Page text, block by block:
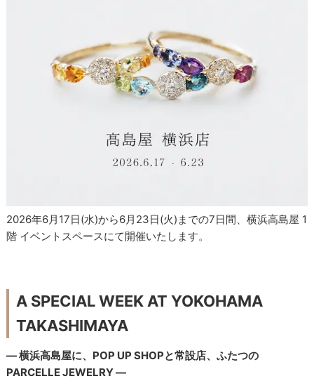
2026年6月17日(水)から6月23日(火)までの7日間、横浜高島屋 1
階 イベントスペースにて開催いたします。
A SPECIAL WEEK AT YOKOHAMA
TAKASHIMAYA
― 横浜高島屋に、POP UP SHOPと常設店、ふたつの
PARCELLE JEWELRY ―